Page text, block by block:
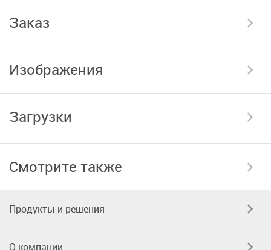
Заказ
Изображения
Загрузки
Смотрите также
Продукты и решения
О компании